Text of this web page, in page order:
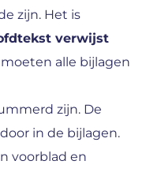
zijn. Het is
verwijst
moeten alle bijlagen
zijn. De
in de bijlagen.
voorblad en